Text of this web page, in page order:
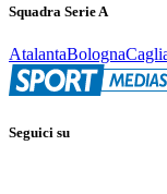
Squadra Serie A
AtalantaBologna
Seguici su